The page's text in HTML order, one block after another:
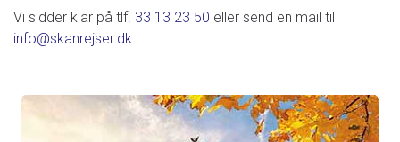
Vi sidder klar på tlf. 33 13 23 50 eller send en mail til
info@skanrejser.dk